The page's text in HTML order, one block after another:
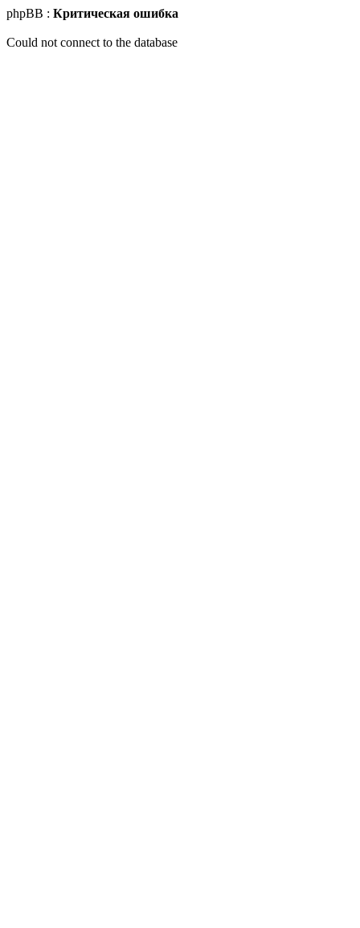
phpBB : Критическая ошибка
Could not connect to the database